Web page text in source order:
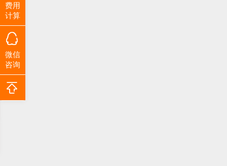
费用
计算
微信
咨询